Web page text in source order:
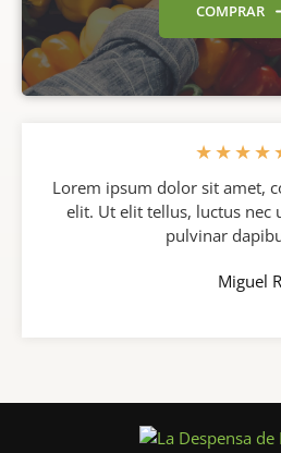
COMPRAR
★★★★
Lorem ipsum dolor sit amet,
elit. Ut elit tellus, luctus nec
pulvinar
Miguel